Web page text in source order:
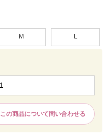
この商品について問い合わせる
M L